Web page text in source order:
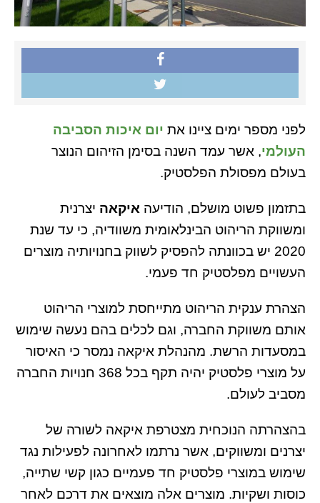
לפני מספר ימים ציינו את יום איכות הסביבה
העולמי, אשר עמד השנה בסימן הזיהום הנוצר
בעולם מפסולת הפלסטיק.
בתזמון פשוט מושלם, הודיעה איקאה יצרנית
ומשווקת הריהוט הבינלאומית משוודיה, כי עד שנת
2020 יש בכוונתה להפסיק לשווק בחנויותיה מוצרים
העשויים מפלסטיק חד פעמי.
הצהרת ענקית הריהוט מתייחסת למוצרי הריהוט
אותם משווקת החברה, וגם לכלים בהם נעשה שימוש
במסעדות הרשת. מהנהלת איקאה נמסר כי האיסור
על מוצרי פלסטיק יהיה תקף בכל 368 חנויות החברה
מסביב לעולם.
בהצהרתה הנוכחית מצטרפת איקאה לשורה של
יצרנים ומשווקים, אשר נרתמו לאחרונה לפעילות נגד
שימוש במוצרי פלסטיק חד פעמיים כגון קשי שתייה,
כוסות ושקיות. מוצרים אלה מוצאים את דרכם לאחר